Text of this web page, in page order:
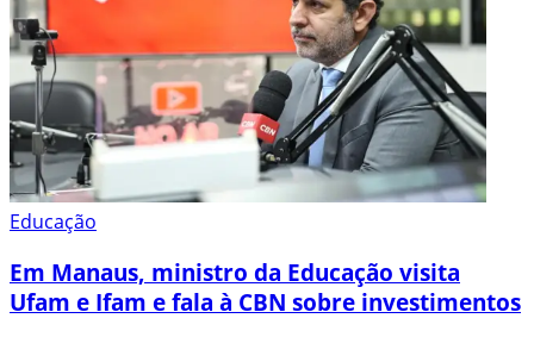
Educação
Em Manaus, ministro da Educação visita
Ufam e Ifam e fala à CBN sobre investimentos